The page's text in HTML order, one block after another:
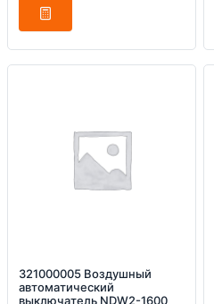
321000005 Воздушный
автоматический
выключатель NDW2-1600